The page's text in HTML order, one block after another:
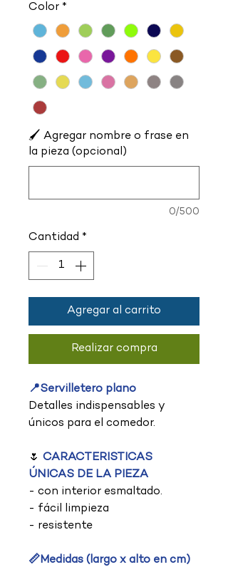
Color *
🖌️ Agregar nombre o frase en
la pieza (opcional)
0/500
Cantidad *
Agregar al carrito
Realizar compra
📍Servilletero plano
Detalles indispensables y
únicos para el comedor.
🌷 CARACTERISTICAS
ÚNICAS DE LA PIEZA
- con interior esmaltado.
- fácil limpieza
- resistente
📏Medidas (largo x alto en cm)